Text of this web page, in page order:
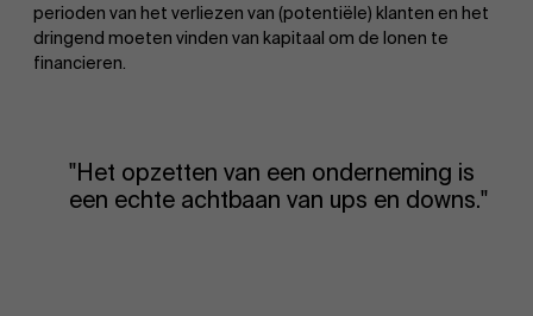
perioden van het verliezen van (potentiële) klanten en het
dringend moeten vinden van kapitaal om de lonen te
financieren.
"Het opzetten van een onderneming is
een echte achtbaan van ups en downs."